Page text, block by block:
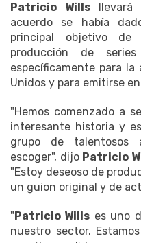
Patricio Willsllevará
acuerdo se había
principal objetivo
producción de
específicamente para la
Unidos y para emitirse
"Hemos comenzado a
interesante historia y
grupo de talentosos
escoger", dijo Patricio
"Estoy deseoso de
un guion original y de
"Patricio Wills es uno
nuestro sector.